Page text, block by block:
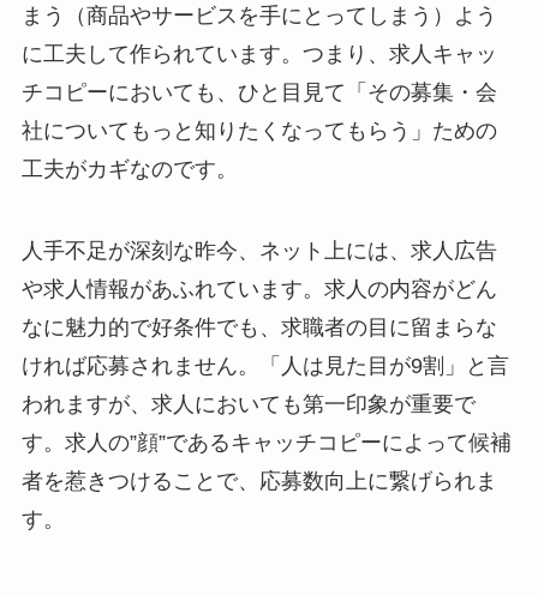
まう（商品やサービスを手にとってしまう）よう
に工夫して作られています。つまり、求人キャッ
チコピーにおいても、ひと目見て「その募集・会
社についてもっと知りたくなってもらう」ための
工夫がカギなのです。
人手不足が深刻な昨今、ネット上には、求人広告
や求人情報があふれています。求人の内容がどん
なに魅力的で好条件でも、求職者の目に留まらな
ければ応募されません。「人は見た目が9割」と言
われますが、求人においても第一印象が重要で
す。求人の”顔”であるキャッチコピーによって候補
者を惹きつけることで、応募数向上に繋げられま
す。